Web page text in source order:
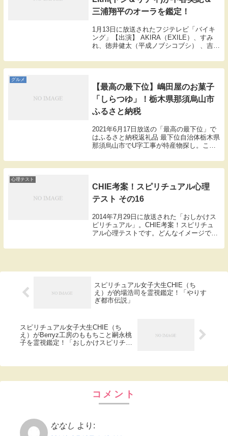
三浦翔平のオーラを鑑定！
1月13日に放送されたフジテレビ「バイキ
ング」【出演】 AKIRA（EXILE）、すみ
れ、徳井健太（平成ノブシコブシ） 、吉村
マキコ 、友近、クリスウェブ佳子、永島優
美アナ【ゲスト】中谷美紀、三浦翔平...
グルメ
【最高の最下位】嶋田屋のお菓子
「しらつゆ」！栃木県那須烏山市
ふるさと納税
2021年6月17日放送の「最高の最下位」で
はふるさと納税返礼品 最下位自治体栃木県
那須烏山市でU字工事が特産物探し。ここ
します。
心理テスト
CHIE考案！スピリチュアル心理
テスト その16
2014年7月29日に放送された「おしかけス
ピリチュアル」。CHIE考案！スピリチュ
アル心理テストです。どんなイメージでも
想像してください。そのゴールはどんな光
スピリチュアル女子大生CHIE（ち
え）が的場浩司を霊視鑑定！「やりす
ぎ都市伝説」
スピリチュアル女子大生CHIE（ち
え）がBerryz工房のももちこと嗣永桃
子を霊視鑑定！「おしかけスピリチュ
コメント
ななし より: